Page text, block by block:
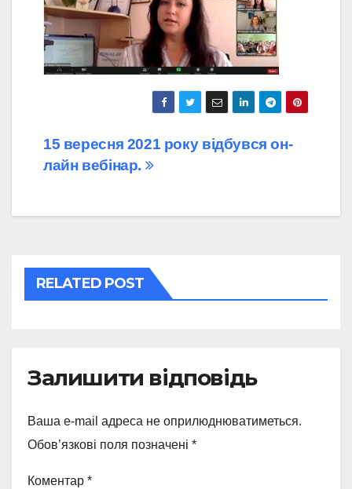
Навігація
записів
15 вересня 2021 року відбувся он-
лайн вебінар.
RELATED POST
Залишити відповідь
Ваша e-mail адреса не оприлюднюватиметься.
Обов’язкові поля позначені *
Коментар *